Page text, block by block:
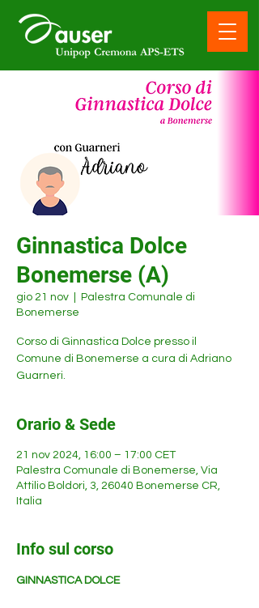
Ginnastica Dolce
Bonemerse (A)
gio 21 nov
Palestra Comunale di
Bonemerse
Corso di Ginnastica Dolce presso il
Comune di Bonemerse a cura di Adriano
Guarneri.
Orario & Sede
21 nov 2024, 16:00 – 17:00 CET
Palestra Comunale di Bonemerse, Via
Attilio Boldori, 3, 26040 Bonemerse CR,
Italia
Info sul corso
GINNASTICA DOLCE